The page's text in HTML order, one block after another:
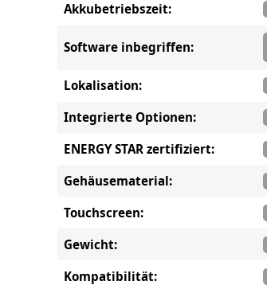
Akkubetriebszeit:
Software inbegriffen:
Lokalisation:
Integrierte Optionen:
ENERGY STAR zertifiziert:
Gehäusematerial:
Touchscreen:
Gewicht:
Kompatibilität: